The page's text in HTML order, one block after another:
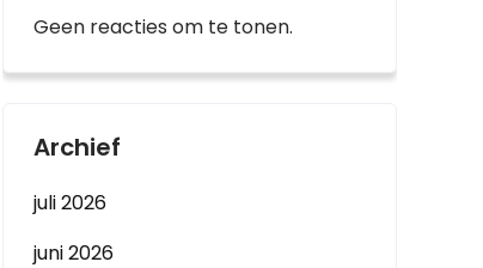
Geen reacties om te tonen.
Archief
juli 2026
juni 2026